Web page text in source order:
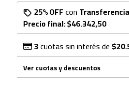
25% OFFcon Transferencia
Precio final:$46.342,50
3cuotas sin interés de
Ver cuotas y descuentos